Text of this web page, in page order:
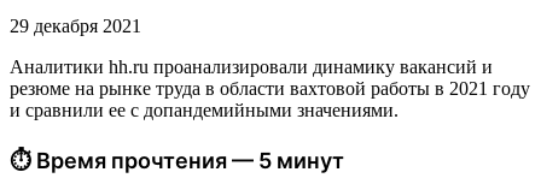
29 декабря 2021
Аналитики hh.ru проанализировали динамику вакансий и
резюме на рынке труда в области вахтовой работы в 2021 году
и сравнили ее с допандемийными значениями.
⏱ Время прочтения — 5 минут